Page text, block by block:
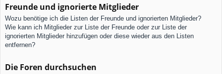
Freunde und ignorierte Mitglieder
Wozu benötige ich die Listen der Freunde und ignorierten Mitglieder?
Wie kann ich Mitglieder zur Liste der Freunde oder zur Liste der
ignorierten Mitglieder hinzufügen oder diese wieder aus den Listen
entfernen?
Die Foren durchsuchen